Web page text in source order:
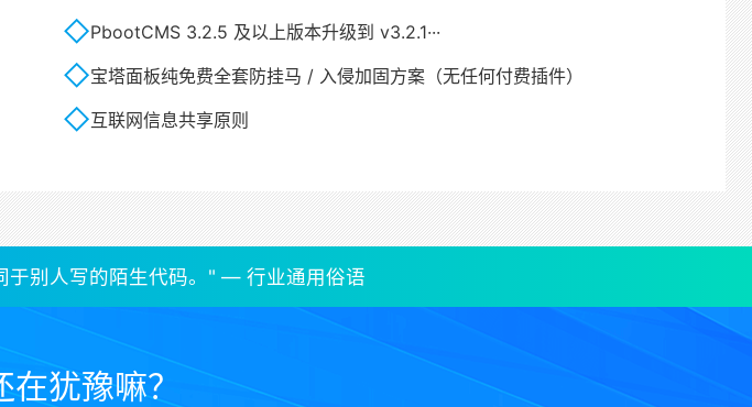
PbootCMS 3.2.5 及以上版本升级到 v3.2.1···
宝塔面板纯免费全套防挂马 / 入侵加固方案（无任何付费插件）
互联网信息共享原则
于别人写的陌生代码。" — 行业通用俗语
在犹豫嘛？